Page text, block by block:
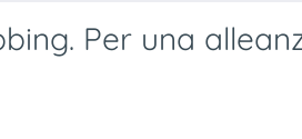
Per una